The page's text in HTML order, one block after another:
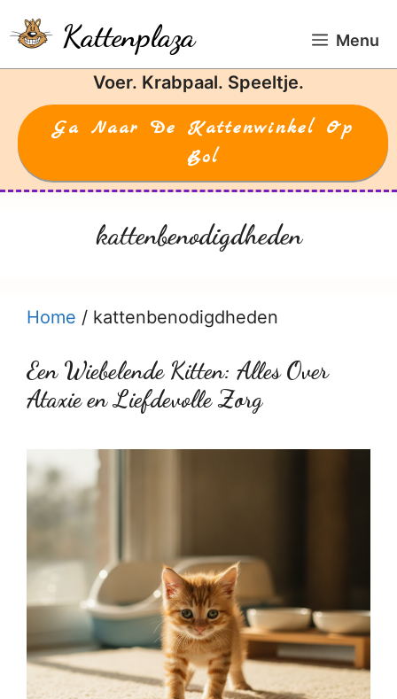
naar
de
Kattenplaza Menu
Voer. Krabpaal. Speeltje.
Ga Naar De Kattenwinkel Op
Bol
kattenbenodigdheden
Home / kattenbenodigdheden
Een Wiebelende Kitten: Alles Over
Ataxie en Liefdevolle Zorg